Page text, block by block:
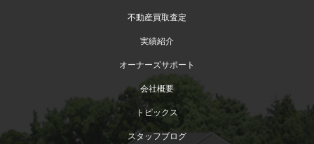
不動産買取査定
実績紹介
オーナーズサポート
会社概要
トピックス
スタッフブログ